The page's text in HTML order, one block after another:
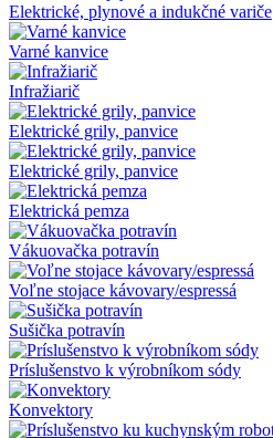
Elektrické, plynové a indukčné variče
Varné kanvice
Infražiarič
Elektrické grily, panvice
Elektrické grily, panvice
Elektrická pemza
Vákuovačka potravín
Voľne stojace kávovary/espressá
Sušička potravín
Príslušenstvo k výrobníkom sódy
Konvektory